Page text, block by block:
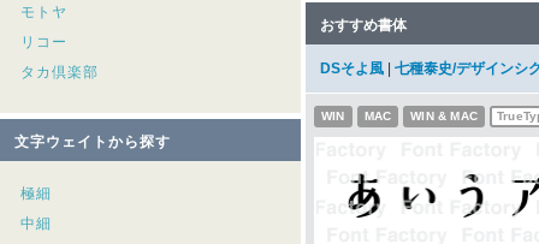
モトヤ
リコー
タカ倶楽部
文字ウェイトから探す
極細
中細
おすすめ書体
DSそよ風 七種泰史/デザインシ
WIN MAC WIN & MAC